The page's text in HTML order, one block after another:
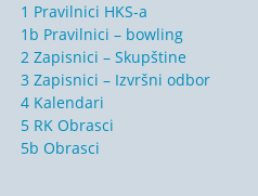
1 Pravilnici HKS-a
1b Pravilnici – bowling
2 Zapisnici – Skupštine
3 Zapisnici – Izvršni odbor
4 Kalendari
5 RK Obrasci
5b Obrasci